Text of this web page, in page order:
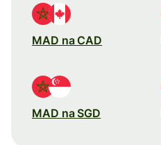
MAD na CAD
MAD na SGD